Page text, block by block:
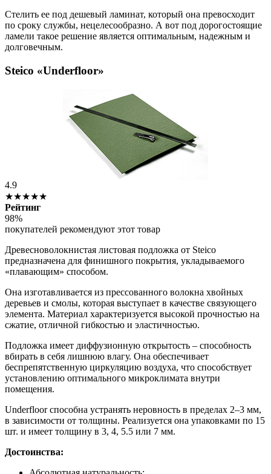
Стелить ее под дешевый ламинат, который она превосходит
по сроку службы, нецелесообразно. А вот под дорогостоящие
ламели такое решение является оптимальным, надежным и
долговечным.
Steico «Underfloor»
4.9
★★★★★
Рейтинг
98%
покупателей рекомендуют этот товар
Древесноволокнистая листовая подложка от Steico
предназначена для финишного покрытия, укладываемого
«плавающим» способом.
Она изготавливается из прессованного волокна хвойных
деревьев и смолы, которая выступает в качестве связующего
элемента. Материал характеризуется высокой прочностью на
сжатие, отличной гибкостью и эластичностью.
Подложка имеет диффузионную открытость – способность
вбирать в себя лишнюю влагу. Она обеспечивает
беспрепятственную циркуляцию воздуха, что способствует
установлению оптимального микроклимата внутри
помещения.
Underfloor способна устранять неровность в пределах 2–3 мм,
в зависимости от толщины. Реализуется она упаковками по 15
шт. и имеет толщину в 3, 4, 5.5 или 7 мм.
Достоинства: